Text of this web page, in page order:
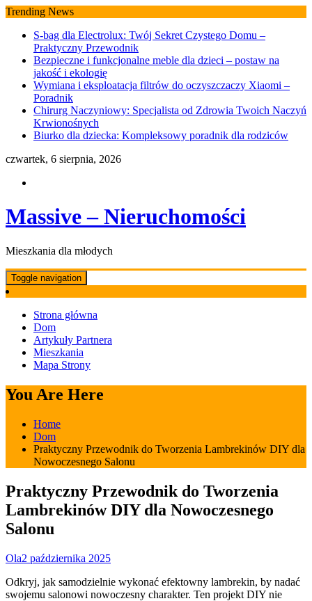
Skip
content
Trending News
S-bag dla Electrolux: Twój Sekret Czystego Domu –
Praktyczny Przewodnik
Bezpieczne i funkcjonalne meble dla dzieci – postaw na
jakość i ekologię
Wymiana i eksploatacja filtrów do oczyszczaczy Xiaomi –
Poradnik
Chirurg Naczyniowy: Specjalista od Zdrowia Twoich Naczyń
Krwionośnych
Biurko dla dziecka: Kompleksowy poradnik dla rodziców
czwartek, 6 sierpnia, 2026
Massive – Nieruchomości
Mieszkania dla młodych
Toggle navigation
Strona główna
Dom
Artykuły Partnera
Mieszkania
Mapa Strony
You Are Here
Home
Dom
Praktyczny Przewodnik do Tworzenia Lambrekinów DIY dla
Nowoczesnego Salonu
Praktyczny Przewodnik do Tworzenia
Lambrekinów DIY dla Nowoczesnego
Salonu
Ola2 października 2025
Odkryj, jak samodzielnie wykonać efektowny lambrekin, by nadać
swojemu salonowi nowoczesny charakter. Ten projekt DIY nie